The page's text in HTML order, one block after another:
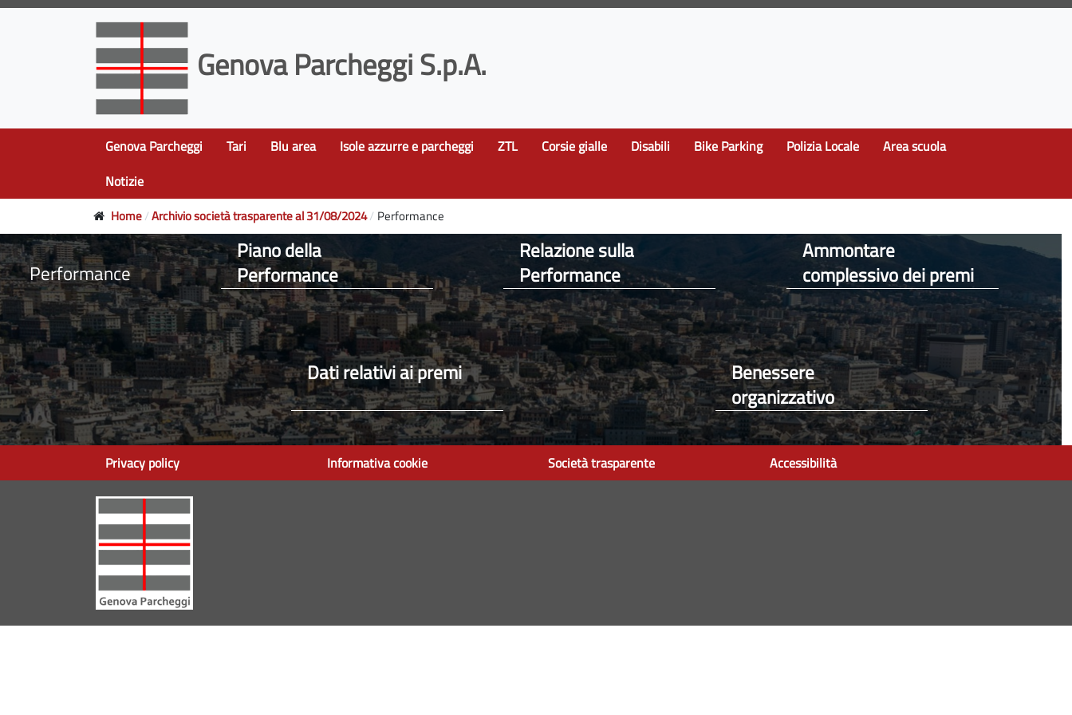
Genova Parcheggi S.p.A.
Genova Parcheggi Tari Blu area Isole azzurre e parcheggi ZTL Corsie gialle Disabili Bike Parking Polizia Locale
Area scuola
Notizie
Home Archivio società trasparente al 31/08/2024 Performance
Performance
Piano della
Performance
Relazione sulla
Performance
Ammontare
complessivo dei premi
Dati relativi ai premi
Benessere
organizzativo
Privacy policy Informativa cookie Società trasparente Accessibilità